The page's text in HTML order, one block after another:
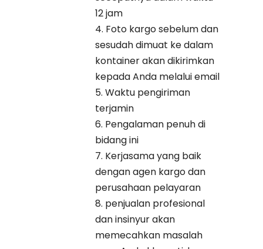
12 jam
4. Foto kargo sebelum dan
sesudah dimuat ke dalam
kontainer akan dikirimkan
kepada Anda melalui email
5. Waktu pengiriman
terjamin
6. Pengalaman penuh di
bidang ini
7. Kerjasama yang baik
dengan agen kargo dan
perusahaan pelayaran
8. penjualan profesional
dan insinyur akan
memecahkan masalah